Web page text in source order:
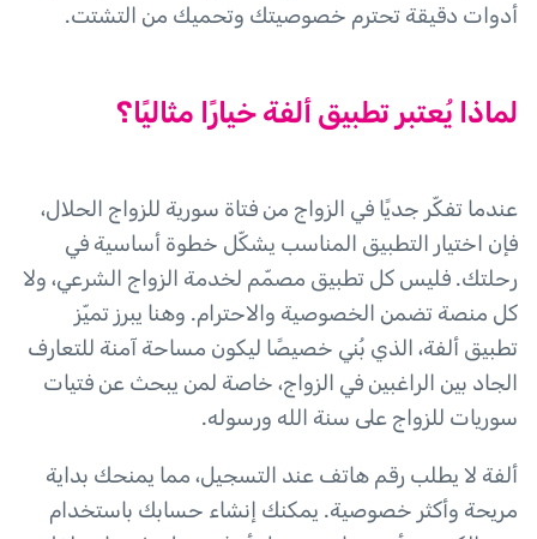
أدوات دقيقة تحترم خصوصيتك وتحميك من التشتت.
لماذا يُعتبر تطبيق ألفة خيارًا مثاليًا؟
عندما تفكّر جديًا في الزواج من فتاة سورية للزواج الحلال،
فإن اختيار التطبيق المناسب يشكّل خطوة أساسية في
رحلتك. فليس كل تطبيق مصمّم لخدمة الزواج الشرعي، ولا
كل منصة تضمن الخصوصية والاحترام. وهنا يبرز تميّز
تطبيق ألفة، الذي بُني خصيصًا ليكون مساحة آمنة للتعارف
الجاد بين الراغبين في الزواج، خاصة لمن يبحث عن فتيات
سوريات للزواج على سنة الله ورسوله.
ألفة لا يطلب رقم هاتف عند التسجيل، مما يمنحك بداية
مريحة وأكثر خصوصية. يمكنك إنشاء حسابك باستخدام